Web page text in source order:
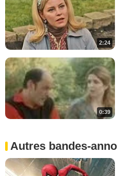
2:24
0:39
Autres bandes-